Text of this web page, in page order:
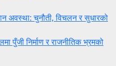
अवस्था: चुनौती, विचलन र सुधारको
पुँजी निर्माण र राजनीतिक भ्रमको